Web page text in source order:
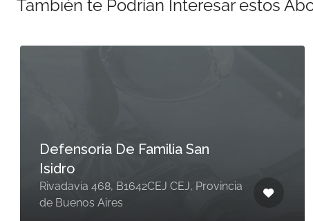
También te Podrían Interesar estos
Defensoria De Familia San
Isidro
Rivadavia 468, B1642CEJ CEJ, Provincia
de Buenos Aires